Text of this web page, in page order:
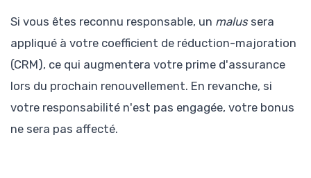
Si vous êtes reconnu responsable, un malussera
appliqué à votre coefficient de réduction-majoration
(CRM), ce qui augmentera votre prime d'assurance
lors du prochain renouvellement. En revanche, si
votre responsabilité n'est pas engagée, votre bonus
ne sera pas affecté.